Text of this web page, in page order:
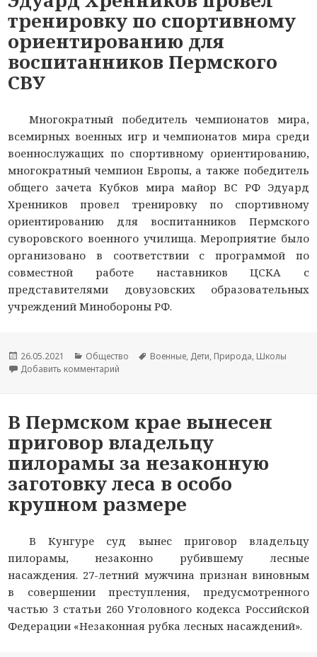
тренировку по спортивному
ориентированию для
воспитанников Пермского
СВУ
Многократный победитель чемпионатов мира,
всемирных военных игр и чемпионатов мира среди
военнослужащих по спортивному ориентированию,
многократный чемпион Европы, а также победитель
общего зачета Кубков мира майор ВС РФ Эдуард
Хренников провел тренировку по спортивному
ориентированию для воспитанников Пермского
суворовского военного училища. Мероприятие было
организовано в соответствии с программой по
совместной работе наставников ЦСКА с
представителями довузовских образовательных
учреждений Минобороны РФ.
Опубликовано
26.05.2021 Рубрики
Общество Метки
Военные, Дети, Природа, Школы
Добавить комментарий
В Пермском крае вынесен
приговор владельцу
пилорамы за незаконную
заготовку леса в особо
крупном размере
В Кунгуре суд вынес приговор владельцу
пилорамы, незаконно рубившему лесные
насаждения. 27-летний мужчина признан виновным
в совершении преступления, предусмотренного
частью 3 статьи 260 Уголовного кодекса Российской
Федерации «Незаконная рубка лесных насаждений».